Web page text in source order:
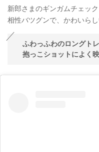
新郎さまのギンガムチェッ
相性バツグンで、かわいら
ふわっふわのロングト
抱っこショットによく